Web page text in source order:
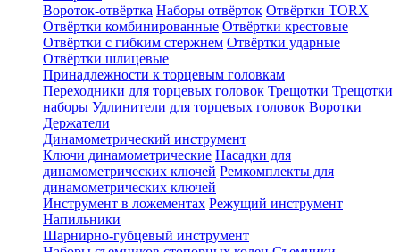
Вороток-отвёртка Наборы отвёрток Отвёртки TORX
Отвёртки комбинированные Отвёртки крестовые
Отвёртки с гибким стержнем Отвёртки ударные
Отвёртки шлицевые
Принадлежности к торцевым головкам
Переходники для торцевых головок Трещотки Трещотки
наборы Удлинители для торцевых головок Воротки
Держатели
Динамометрический инструмент
Ключи динамометрические Насадки для
динамометрических ключей Ремкомплекты для
динамометрических ключей
Инструмент в ложементах Режущий инструмент
Напильники
Шарнирно-губцевый инструмент